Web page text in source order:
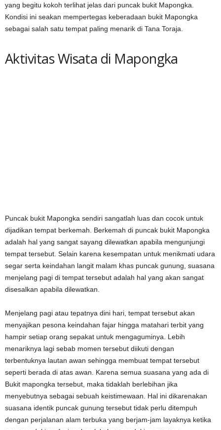
yang begitu kokoh terlihat jelas dari puncak bukit Mapongka.
Kondisi ini seakan mempertegas keberadaan bukit Mapongka
sebagai salah satu tempat paling menarik di Tana Toraja.
Aktivitas Wisata di Mapongka
Puncak bukit Mapongka sendiri sangatlah luas dan cocok untuk
dijadikan tempat berkemah. Berkemah di puncak bukit Mapongka
adalah hal yang sangat sayang dilewatkan apabila mengunjungi
tempat tersebut. Selain karena kesempatan untuk menikmati udara
segar serta keindahan langit malam khas puncak gunung, suasana
menjelang pagi di tempat tersebut adalah hal yang akan sangat
disesalkan apabila dilewatkan.
Menjelang pagi atau tepatnya dini hari, tempat tersebut akan
menyajikan pesona keindahan fajar hingga matahari terbit yang
hampir setiap orang sepakat untuk mengaguminya. Lebih
menariknya lagi sebab momen tersebut diikuti dengan
terbentuknya lautan awan sehingga membuat tempat tersebut
seperti berada di atas awan. Karena semua suasana yang ada di
Bukit mapongka tersebut, maka tidaklah berlebihan jika
menyebutnya sebagai sebuah keistimewaan. Hal ini dikarenakan
suasana identik puncak gunung tersebut tidak perlu ditempuh
dengan perjalanan alam terbuka yang berjam-jam layaknya ketika